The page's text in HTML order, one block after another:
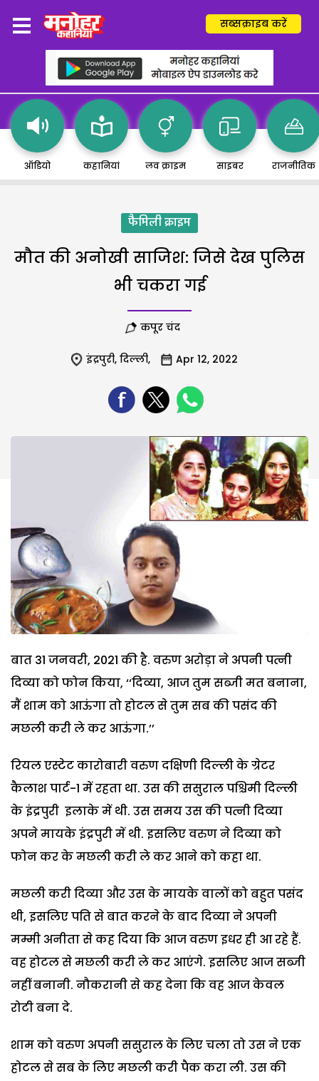
सब्सक्राइब करें
ऑडियो कहानियां लव क्राइम साइबर राजनीतिक
फैमिली क्राइम
मौत की अनोखी साजिश: जिसे देख पुलिस
भी चकरा गई
कपूर चंद
इंद्रपुरी, दिल्ली, Apr 12, 2022
बात 31 जनवरी, 2021 की है. वरुण अरोड़ा ने अपनी पत्नी
दिव्या को फोन किया, ‘‘दिव्या, आज तुम सब्जी मत बनाना,
मैं शाम को आऊंगा तो होटल से तुम सब की पसंद की
मछली करी ले कर आऊंगा.’’
रियल एस्टेट कारोबारी वरुण दक्षिणी दिल्ली के ग्रेटर
कैलाश पार्ट-1 में रहता था. उस की ससुराल पश्चिमी दिल्ली
के इंद्रपुरी इलाके में थी. उस समय उस की पत्नी दिव्या
अपने मायके इंद्रपुरी में थी. इसलिए वरुण ने दिव्या को
फोन कर के मछली करी ले कर आने को कहा था.
मछली करी दिव्या और उस के मायके वालों को बहुत पसंद
थी, इसलिए पति से बात करने के बाद दिव्या ने अपनी
मम्मी अनीता से कह दिया कि आज वरुण इधर ही आ रहे हैं.
वह होटल से मछली करी ले कर आएंगे. इसलिए आज सब्जी
नहीं बनानी. नौकरानी से कह देना कि वह आज केवल
रोटी बना दे.
शाम को वरुण अपनी ससुराल के लिए चला तो उस ने एक
होटल से सब के लिए मछली करी पैक करा ली. उस की